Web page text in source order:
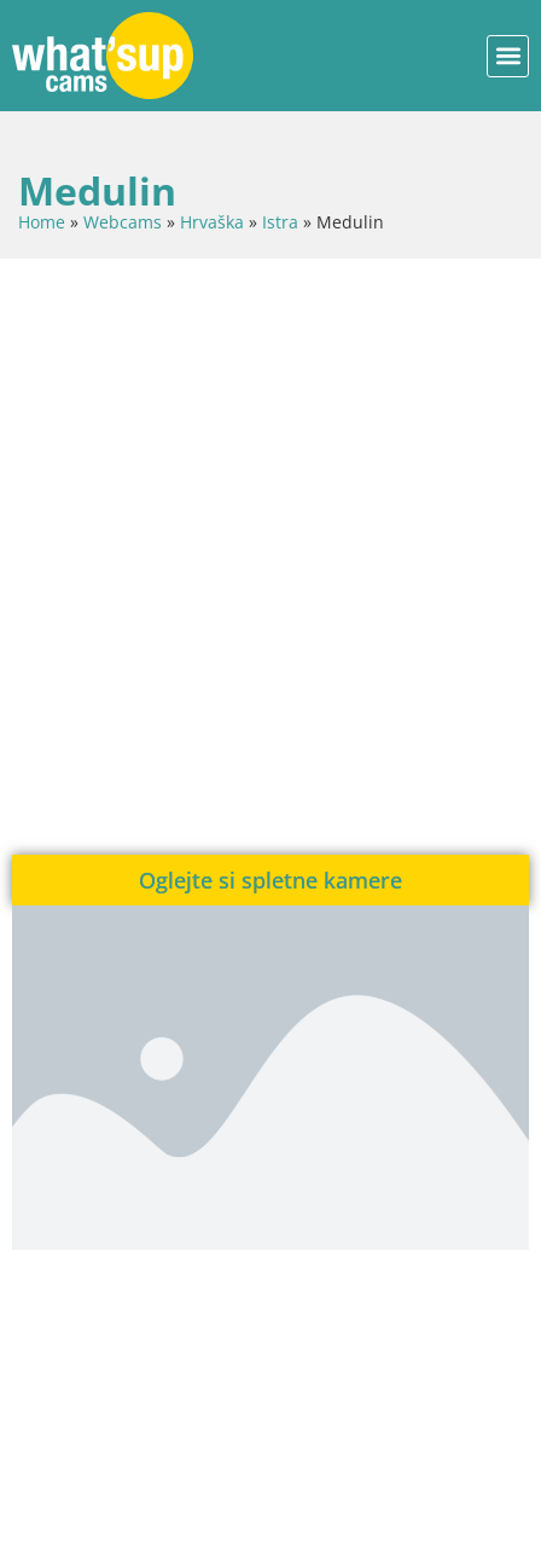
Medulin
Home » Webcams » Hrvaška » Istra » Medulin
Oglejte si spletne kamere